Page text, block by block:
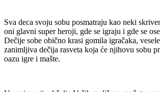
Sva deca svoju sobu posmatraju kao neki
oni glavni super heroji, gde se igraju i gde se
Dečije sobe obično krasi gomila igračaka,
zanimljiva dečija rasveta koja će njihovu sobu
oazu igre i mašte.